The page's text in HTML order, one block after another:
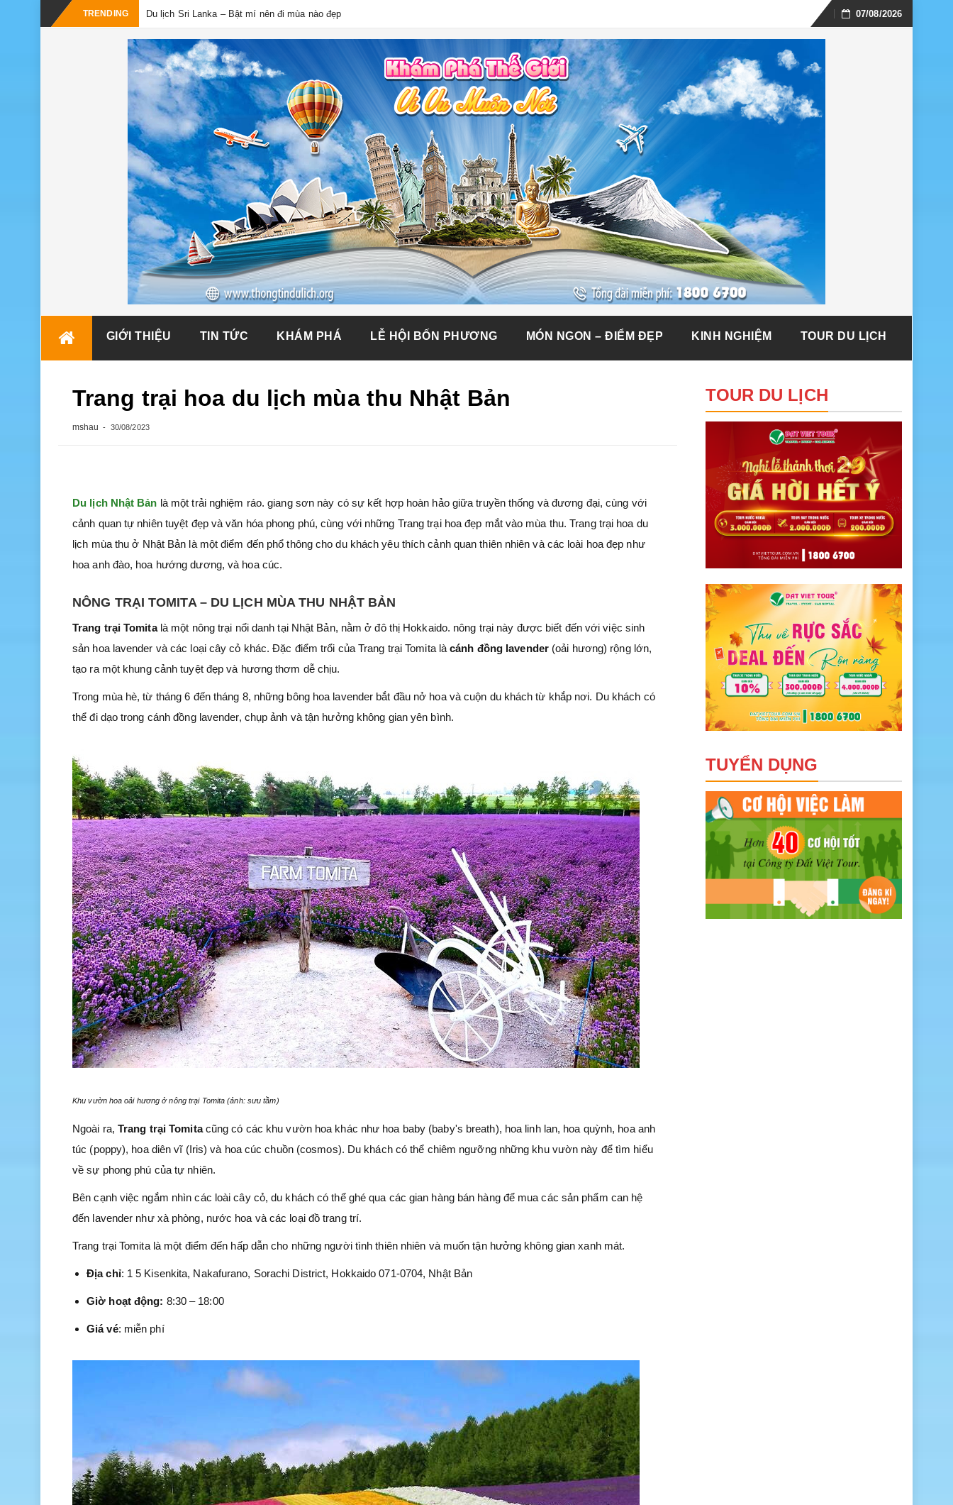
TRENDING
Du lịch Sri Lanka – Bật mí nên đi mùa nào đẹp
Skip
07/08/2026
GIỚI THIỆU TIN TỨC KHÁM PHÁ LỄ HỘI BỐN PHƯƠNG MÓN NGON – ĐIỂM ĐẸP KINH NGHIỆM TOUR DU LỊCH
Trang trại hoa du lịch mùa thu Nhật Bản
mshau 30/08/2023
Du lịch Nhật Bản là một trải nghiệm ráo. giang sơn này có sự kết hợp hoàn hảo giữa truyền thống và đương đại, cùng với
cảnh quan tự nhiên tuyệt đẹp và văn hóa phong phú, cùng với những Trang trại hoa đẹp mắt vào mùa thu. Trang trại hoa du
lịch mùa thu ở Nhật Bản là một điểm đến phổ thông cho du khách yêu thích cảnh quan thiên nhiên và các loài hoa đẹp như
hoa anh đào, hoa hướng dương, và hoa cúc.
NÔNG TRẠI TOMITA – DU LỊCH MÙA THU NHẬT BẢN
Trang trại Tomita là một nông trại nổi danh tại Nhật Bản, nằm ở đô thị Hokkaido. nông trại này được biết đến với việc sinh
sản hoa lavender và các loại cây cỏ khác. Đặc điểm trổi của Trang trại Tomita là cánh đồng lavender (oải hương) rộng lớn,
tạo ra một khung cảnh tuyệt đẹp và hương thơm dễ chịu.
Trong mùa hè, từ tháng 6 đến tháng 8, những bông hoa lavender bắt đầu nở hoa và cuộn du khách từ khắp nơi. Du khách có
thể đi dạo trong cánh đồng lavender, chụp ảnh và tận hưởng không gian yên bình.
Khu vườn hoa oải hương ở nông trại Tomita (ảnh: sưu tầm)
Ngoài ra, Trang trại Tomita cũng có các khu vườn hoa khác như hoa baby (baby's breath), hoa linh lan, hoa quỳnh, hoa anh
túc (poppy), hoa diên vĩ (Iris) và hoa cúc chuồn (cosmos). Du khách có thể chiêm ngưỡng những khu vườn này để tìm hiểu
về sự phong phú của tự nhiên.
Bên cạnh việc ngắm nhìn các loài cây cỏ, du khách có thể ghé qua các gian hàng bán hàng để mua các sản phẩm can hệ
đến lavender như xà phòng, nước hoa và các loại đồ trang trí.
Trang trại Tomita là một điểm đến hấp dẫn cho những người tình thiên nhiên và muốn tận hưởng không gian xanh mát.
Địa chỉ: 1 5 Kisenkita, Nakafurano, Sorachi District, Hokkaido 071-0704, Nhật Bản
Giờ hoạt động: 8:30 – 18:00
Giá vé: miễn phí
TOUR DU LỊCH
TUYỂN DỤNG